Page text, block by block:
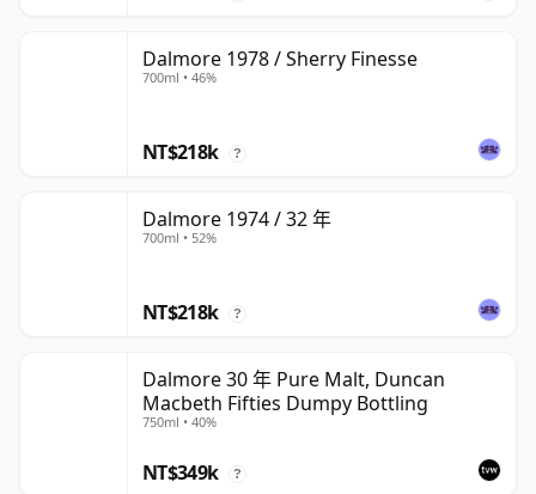
Dalmore 1978 / Sherry Finesse
700ml • 46%
NT$218k ?
Dalmore 1974 / 32 年
700ml • 52%
NT$218k ?
Dalmore 30 年 Pure Malt, Duncan
Macbeth Fifties Dumpy Bottling
750ml • 40%
NT$349k ?